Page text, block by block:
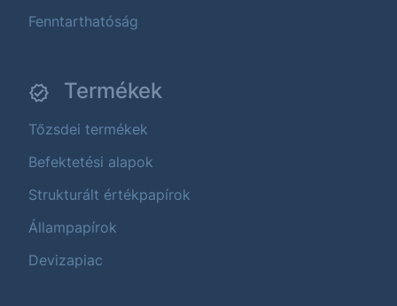
Fenntarthatóság
Termékek
Tőzsdei termékek
Befektetési alapok
Strukturált értékpapírok
Állampapírok
Devizapiac